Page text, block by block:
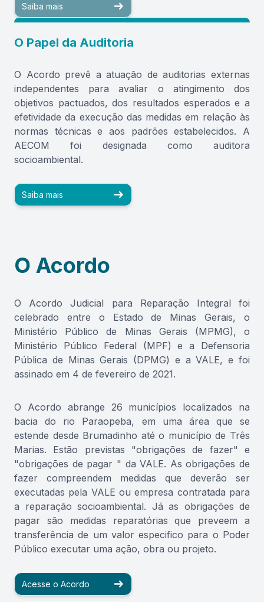
Saiba mais
O Papel da Auditoria
O Acordo prevê a atuação de auditorias externas
independentes para avaliar o atingimento dos
objetivos pactuados, dos resultados esperados e a
efetividade da execução das medidas em relação às
normas técnicas e aos padrões estabelecidos. A
AECOM foi designada como auditora
socioambiental.
Saiba mais
O Acordo
O Acordo Judicial para Reparação Integral foi
celebrado entre o Estado de Minas Gerais, o
Ministério Público de Minas Gerais (MPMG), o
Ministério Público Federal (MPF) e a Defensoria
Pública de Minas Gerais (DPMG) e a VALE, e foi
assinado em 4 de fevereiro de 2021.
O Acordo abrange 26 municípios localizados na
bacia do rio Paraopeba, em uma área que se
estende desde Brumadinho até o município de Três
Marias. Estão previstas "obrigações de fazer" e
"obrigações de pagar " da VALE. As obrigações de
fazer compreendem medidas que deverão ser
executadas pela VALE ou empresa contratada para
a reparação socioambiental. Já as obrigações de
pagar são medidas reparatórias que preveem a
transferência de um valor especifico para o Poder
Público executar uma ação, obra ou projeto.
Acesse o Acordo